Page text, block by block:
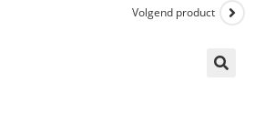
Volgend product